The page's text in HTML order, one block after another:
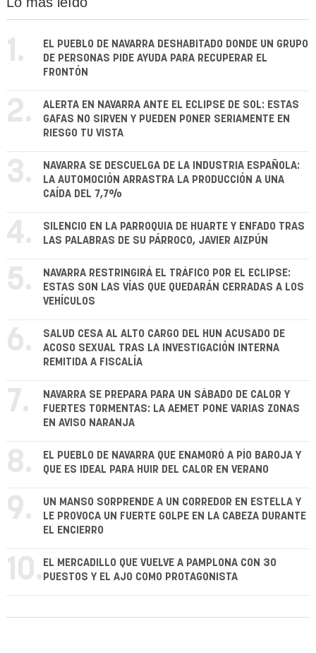
1.
EL PUEBLO DE NAVARRA DESHABITADO DONDE UN GRUPO
DE PERSONAS PIDE AYUDA PARA RECUPERAR EL
FRONTÓN
2.
ALERTA EN NAVARRA ANTE EL ECLIPSE DE SOL: ESTAS
GAFAS NO SIRVEN Y PUEDEN PONER SERIAMENTE EN
RIESGO TU VISTA
3.
NAVARRA SE DESCUELGA DE LA INDUSTRIA ESPAÑOLA:
LA AUTOMOCIÓN ARRASTRA LA PRODUCCIÓN A UNA
CAÍDA DEL 7,7%
4.
SILENCIO EN LA PARROQUIA DE HUARTE Y ENFADO TRAS
LAS PALABRAS DE SU PÁRROCO, JAVIER AIZPÚN
5.
NAVARRA RESTRINGIRÁ EL TRÁFICO POR EL ECLIPSE:
ESTAS SON LAS VÍAS QUE QUEDARÁN CERRADAS A LOS
VEHÍCULOS
6.
SALUD CESA AL ALTO CARGO DEL HUN ACUSADO DE
ACOSO SEXUAL TRAS LA INVESTIGACIÓN INTERNA
REMITIDA A FISCALÍA
7.
NAVARRA SE PREPARA PARA UN SÁBADO DE CALOR Y
FUERTES TORMENTAS: LA AEMET PONE VARIAS ZONAS
EN AVISO NARANJA
8.
EL PUEBLO DE NAVARRA QUE ENAMORÓ A PÍO BAROJA Y
QUE ES IDEAL PARA HUIR DEL CALOR EN VERANO
9.
UN MANSO SORPRENDE A UN CORREDOR EN ESTELLA Y
LE PROVOCA UN FUERTE GOLPE EN LA CABEZA DURANTE
EL ENCIERRO
10. EL MERCADILLO QUE VUELVE A PAMPLONA CON 30
PUESTOS Y EL AJO COMO PROTAGONISTA